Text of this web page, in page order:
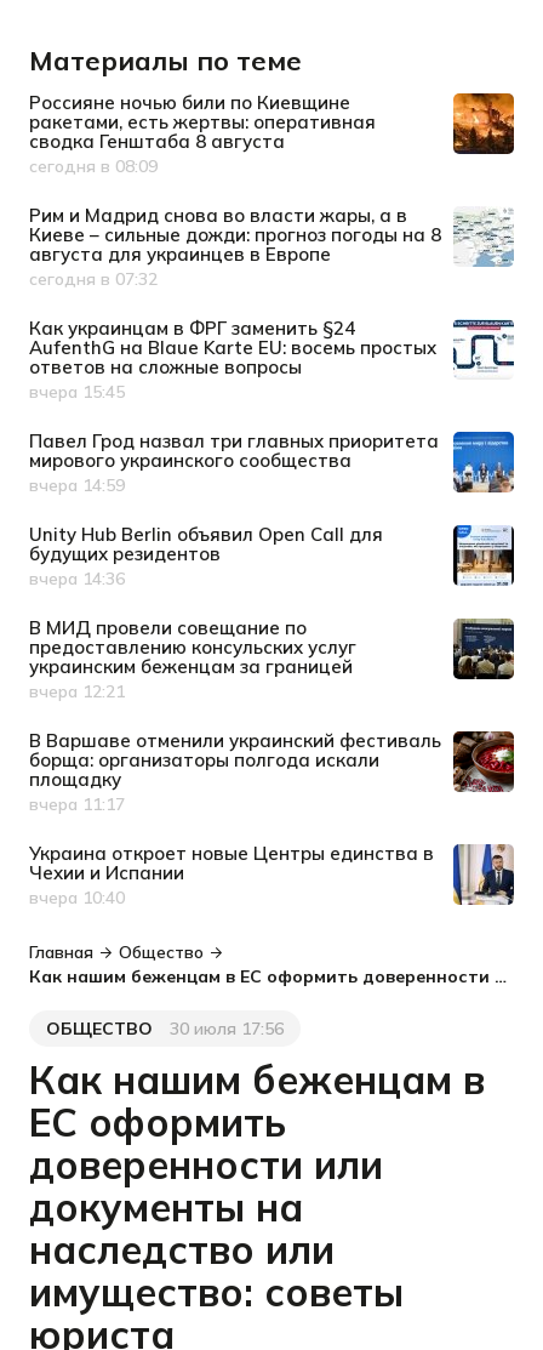
Материалы по теме
Россияне ночью били по Киевщине
ракетами, есть жертвы: оперативная
сводка Генштаба 8 августа
Дата публикации
сегодня в 08:09
Рим и Мадрид снова во власти жары, а в
Киеве – сильные дожди: прогноз погоды на 8
августа для украинцев в Европе
Дата публикации
сегодня в 07:32
Как украинцам в ФРГ заменить §24
AufenthG на Blaue Karte EU: восемь простых
ответов на сложные вопросы
Дата публикации
вчера 15:45
Павел Грод назвал три главных приоритета
мирового украинского сообщества
Дата публикации
вчера 14:59
Unity Hub Berlin объявил Open Call для
будущих резидентов
Дата публикации
вчера 14:36
В МИД провели совещание по
предоставлению консульских услуг
украинским беженцам за границей
Дата публикации
вчера 12:21
В Варшаве отменили украинский фестиваль
борща: организаторы полгода искали
площадку
Дата публикации
вчера 11:17
Украина откроет новые Центры единства в
Чехии и Испании
Дата публикации
вчера 10:40
Главная
Общество
Как нашим беженцам в ЕС оформить доверенности или документы на наследство или имущество: советы юриста
Категория
ОБЩЕСТВО
Дата публикации
30 июля 17:56
Как нашим беженцам в
ЕС оформить
доверенности или
документы на
наследство или
имущество: советы
юриста